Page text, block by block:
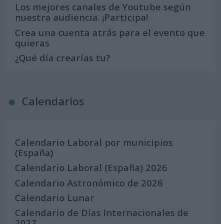
Los mejores canales de Youtube según
nuestra audiencia. ¡Participa!
Crea una cuenta atrás para el evento que
quieras
¿Qué día crearías tu?
Calendarios
Calendario Laboral por municipios
(España)
Calendario Laboral (España) 2026
Calendario Astronómico de 2026
Calendario Lunar
Calendario de Días Internacionales de